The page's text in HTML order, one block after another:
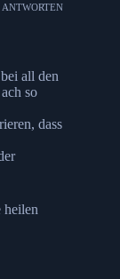
ANTWORTEN
all den
so
dass
heilen